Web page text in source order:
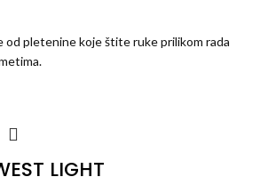
od pletenine koje štite ruke prilikom rada
LIGHT